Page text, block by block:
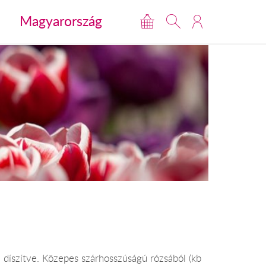
Magyarország
Közepes szárhosszúságú rózsából (kb